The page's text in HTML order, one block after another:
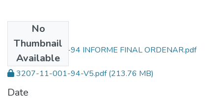
No
Thumbnail
Available
3207-11-001-94 INFORME FINAL ORDENAR.pdf
(14.64 MB)
3207-11-001-94-V5.pdf(213.76 MB)
Date